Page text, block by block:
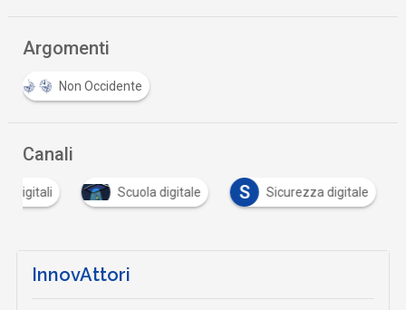
Argomenti
Non Occidente
Canali
digitali Scuola digitale S Sicurezza digitale
InnovAttori